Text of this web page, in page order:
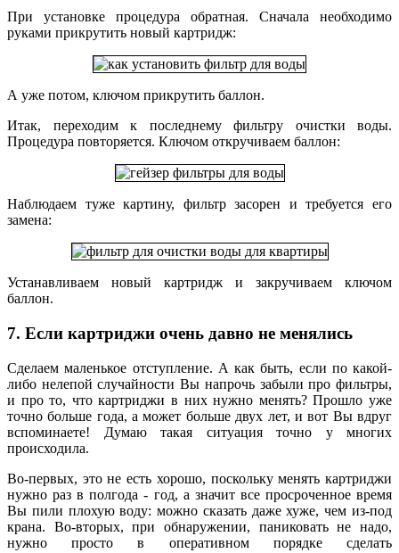
При установке процедура обратная. Сначала необходимо
руками прикрутить новый картридж:
А уже потом, ключом прикрутить баллон.
Итак, переходим к последнему фильтру очистки воды.
Процедура повторяется. Ключом откручиваем баллон:
Наблюдаем туже картину, фильтр засорен и требуется его
замена:
Устанавливаем новый картридж и закручиваем ключом
баллон.
7. Если картриджи очень давно не менялись
Сделаем маленькое отступление. А как быть, если по какой-
либо нелепой случайности Вы напрочь забыли про фильтры,
и про то, что картриджи в них нужно менять? Прошло уже
точно больше года, а может больше двух лет, и вот Вы вдруг
вспоминаете! Думаю такая ситуация точно у многих
происходила.
Во-первых, это не есть хорошо, поскольку менять картриджи
нужно раз в полгода - год, а значит все просроченное время
Вы пили плохую воду: можно сказать даже хуже, чем из-под
крана. Во-вторых, при обнаружении, паниковать не надо,
нужно просто в оперативном порядке сделать